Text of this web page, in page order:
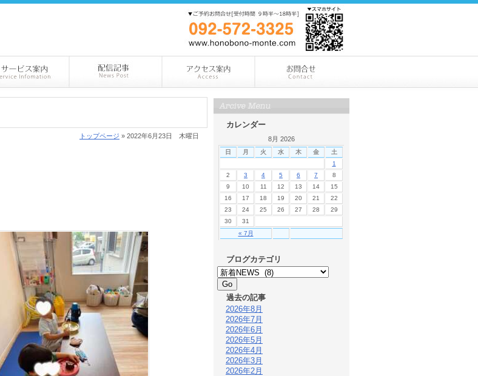
カレンダー
8月 2026
日 月 火 水 木 金 土
« 7月
1
2
3 4 5 6 7
8
9
10 11 12 13 14
15
16
17 18 19 20 21
22
23
24 25 26 27 28
29
30
31
ブログカテゴリ
過去の記事
2026年8月
2026年7月
2026年6月
2026年5月
2026年4月
2026年3月
2026年2月
トップページ » 2022年6月23日 木曜日